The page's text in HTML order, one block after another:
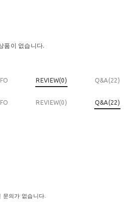
품이 없습니다.
REVIEW(0) Q&A(22)
REVIEW(0) Q&A(22)
문의가 없습니다.